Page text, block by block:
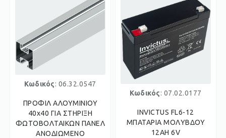
Κωδικός: 06.32.0547
ΠΡΟΦΙΛ ΑΛΟΥΜΙΝΙΟΥ
40x40 ΓΙΑ ΣΤΗΡΙΞΗ
ΦΩΤΟΒΟΛΤΑΙΚΩΝ ΠΑΝΕΛ
ΑΝΟΔΙΩΜΕΝΟ
Κωδικός: 07.02.0177
INVICTUS FL6-12
ΜΠΑΤΑΡΙΑ ΜΟΛΥΒΔΟΥ
12AH 6V